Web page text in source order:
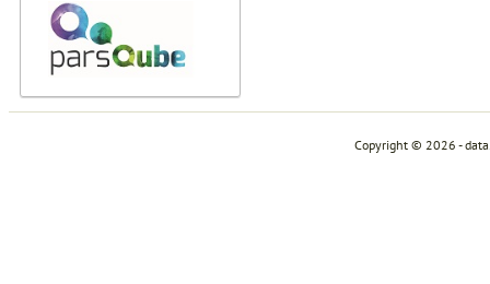
Copyright © 2026 -